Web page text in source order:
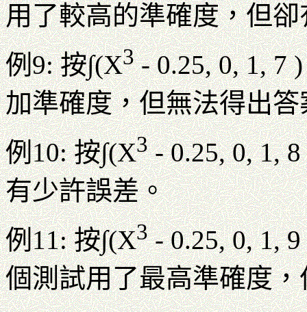
用了較高的準確度，但
例9: 按∫(X3- 0.25, 0, 1, 7
加準確度，但無法得出答
例10: 按∫(X3- 0.25, 0, 1,
有少許誤差。
例11: 按∫(X3- 0.25, 0, 1,
個測試用了最高準確度